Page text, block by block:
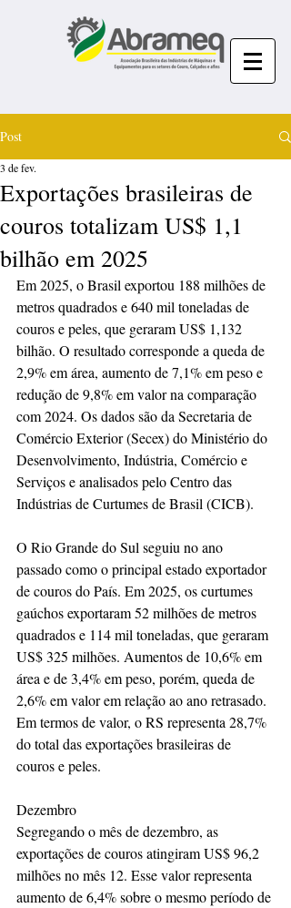
Post
Exportações brasileiras de
couros totalizam US$ 1,1
bilhão em 2025
3 de fev.
Em 2025, o Brasil exportou 188 milhões de
metros quadrados e 640 mil toneladas de
couros e peles, que geraram US$ 1,132
bilhão. O resultado corresponde a queda de
2,9% em área, aumento de 7,1% em peso e
redução de 9,8% em valor na comparação
com 2024. Os dados são da Secretaria de
Comércio Exterior (Secex) do Ministério do
Desenvolvimento, Indústria, Comércio e
Serviços e analisados pelo Centro das
Indústrias de Curtumes de Brasil (CICB).
O Rio Grande do Sul seguiu no ano
passado como o principal estado exportador
de couros do País. Em 2025, os curtumes
gaúchos exportaram 52 milhões de metros
quadrados e 114 mil toneladas, que geraram
US$ 325 milhões. Aumentos de 10,6% em
área e de 3,4% em peso, porém, queda de
2,6% em valor em relação ao ano retrasado.
Em termos de valor, o RS representa 28,7%
do total das exportações brasileiras de
couros e peles.
Dezembro
Segregando o mês de dezembro, as
exportações de couros atingiram US$ 96,2
milhões no mês 12. Esse valor representa
aumento de 6,4% sobre o mesmo período de